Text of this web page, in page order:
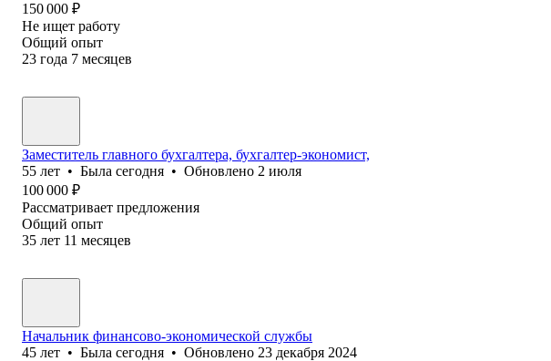
150 000 ₽
Не ищет работу
Общий опыт
23 года 7 месяцев
Заместитель главного бухгалтера, бухгалтер-экономист,
55 лет • Была сегодня • Обновлено 2 июля
100 000 ₽
Рассматривает предложения
Общий опыт
35 лет 11 месяцев
Начальник финансово-экономической службы
45 лет • Была сегодня • Обновлено 23 декабря 2024